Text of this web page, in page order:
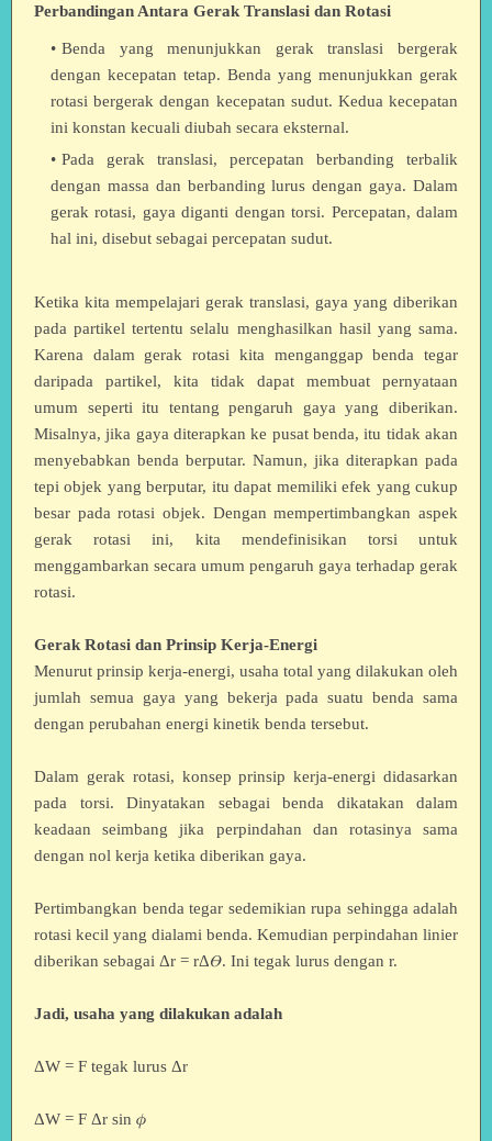
Perbandingan Antara Gerak Translasi dan Rotasi
Benda yang menunjukkan gerak translasi bergerak
dengan kecepatan tetap. Benda yang menunjukkan gerak
rotasi bergerak dengan kecepatan sudut. Kedua kecepatan
ini konstan kecuali diubah secara eksternal.
Pada gerak translasi, percepatan berbanding terbalik
dengan massa dan berbanding lurus dengan gaya. Dalam
gerak rotasi, gaya diganti dengan torsi. Percepatan, dalam
hal ini, disebut sebagai percepatan sudut.
Ketika kita mempelajari gerak translasi, gaya yang diberikan
pada partikel tertentu selalu menghasilkan hasil yang sama.
Karena dalam gerak rotasi kita menganggap benda tegar
daripada partikel, kita tidak dapat membuat pernyataan
umum seperti itu tentang pengaruh gaya yang diberikan.
Misalnya, jika gaya diterapkan ke pusat benda, itu tidak akan
menyebabkan benda berputar. Namun, jika diterapkan pada
tepi objek yang berputar, itu dapat memiliki efek yang cukup
besar pada rotasi objek. Dengan mempertimbangkan aspek
gerak rotasi ini, kita mendefinisikan torsi untuk
menggambarkan secara umum pengaruh gaya terhadap gerak
rotasi.
Gerak Rotasi dan Prinsip Kerja-Energi
Menurut prinsip kerja-energi, usaha total yang dilakukan oleh
jumlah semua gaya yang bekerja pada suatu benda sama
dengan perubahan energi kinetik benda tersebut.
Dalam gerak rotasi, konsep prinsip kerja-energi didasarkan
pada torsi. Dinyatakan sebagai benda dikatakan dalam
keadaan seimbang jika perpindahan dan rotasinya sama
dengan nol kerja ketika diberikan gaya.
Pertimbangkan benda tegar sedemikian rupa sehingga adalah
rotasi kecil yang dialami benda. Kemudian perpindahan linier
diberikan sebagai Δr = rΔ𝛳. Ini tegak lurus dengan r.
Jadi, usaha yang dilakukan adalah
ΔW = F tegak lurus Δr
ΔW = F Δr sin 𝜙